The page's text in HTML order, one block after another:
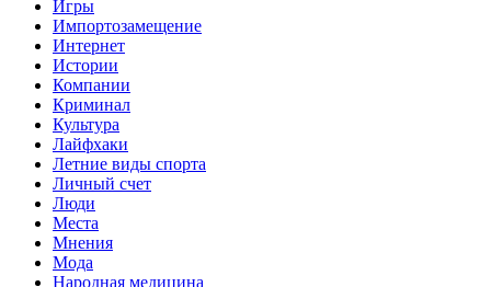
Игры
Импортозамещение
Интернет
Истории
Компании
Криминал
Культура
Лайфхаки
Летние виды спорта
Личный счет
Люди
Места
Мнения
Мода
Народная медицина